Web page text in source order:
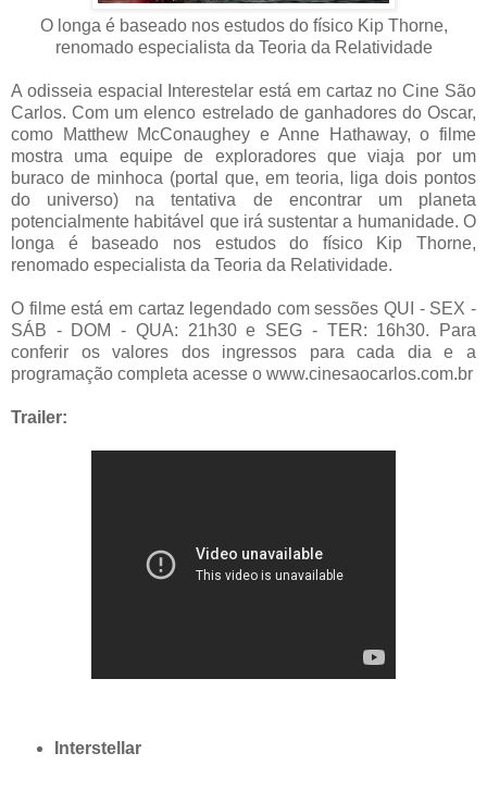
O longa é baseado nos estudos do físico Kip Thorne,
renomado especialista da Teoria da Relatividade
A odisseia espacial Interestelar está em cartaz no Cine São
Carlos. Com um elenco estrelado de ganhadores do Oscar,
como Matthew McConaughey e Anne Hathaway, o filme
mostra uma equipe de exploradores que viaja por um
buraco de minhoca (portal que, em teoria, liga dois pontos
do universo) na tentativa de encontrar um planeta
potencialmente habitável que irá sustentar a humanidade. O
longa é baseado nos estudos do físico Kip Thorne,
renomado especialista da Teoria da Relatividade.
O filme está em cartaz legendado com sessões QUI - SEX -
SÁB - DOM - QUA: 21h30 e SEG - TER: 16h30. Para
conferir os valores dos ingressos para cada dia e a
programação completa acesse o www.cinesaocarlos.com.br
Trailer:
Interstellar